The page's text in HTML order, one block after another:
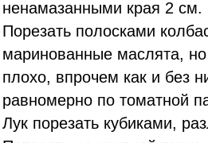
ненамазанными края 2 см.
Порезать полосками
маринованные маслята,
плохо, впрочем как и без
равномерно по томатной
Лук порезать кубиками,